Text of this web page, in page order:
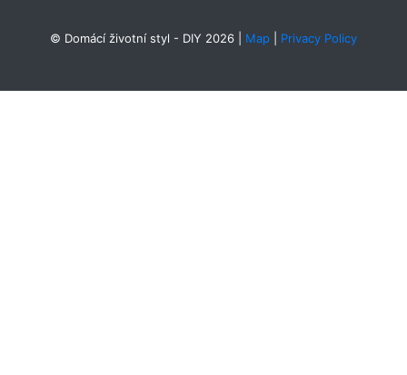
© Domácí životní styl - DIY 2026 Map Privacy Policy